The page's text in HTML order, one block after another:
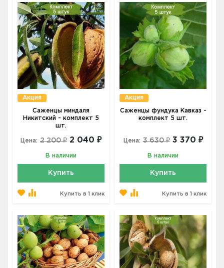
Акция
Саженцы миндаля
Никитский - комплект 5
шт.
Цена: 2 200 ₽ 2 040 ₽
В наличии
Купить
Купить в 1 клик
Акция
Саженцы фундука Кавказ -
комплект 5 шт.
Цена: 3 630 ₽ 3 370 ₽
В наличии
Купить
Купить в 1 клик